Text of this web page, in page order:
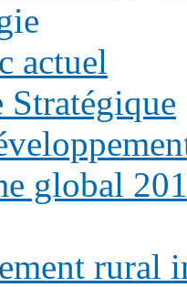
actuel
Stratégique
global
rural